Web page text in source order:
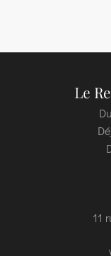
Le
11